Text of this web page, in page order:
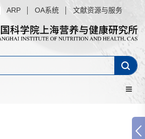
ARP OA系统 文献资源与服务